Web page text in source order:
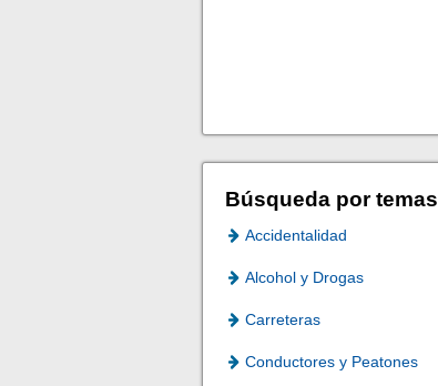
Búsqueda por temas
Accidentalidad
Alcohol y Drogas
Carreteras
Conductores y Peatones